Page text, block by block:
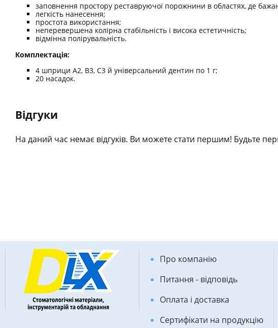
заповнення простору реставруючої порожнини в областях, де
легкість нанесення;
простота використання;
неперевершена колірна стабільність і висока естетичність;
відмінна полірувальність.
Комплектація:
4 шприци A2, B3, C3 й універсальний дентин по 1 г;
20 насадок.
Відгуки
На даний час немає відгуків. Ви можете стати першим! Будьте
Про компанію
Питання - відповідь
Оплата і доставка
Сертифікати на продукцію